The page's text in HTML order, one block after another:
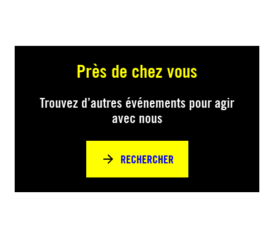
Près de chez vous
Trouvez d’autres événements pour agir
avec nous
RECHERCHER